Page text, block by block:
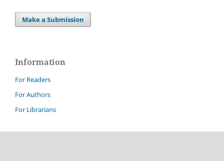
Make a Submission
Information
For Readers
For Authors
For Librarians